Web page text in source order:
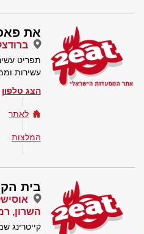
את
ברודצקי 15,
תפריט
עשירות
הצג טלפון
לאתר
המלצות
בית
השרון,
קייטרינג